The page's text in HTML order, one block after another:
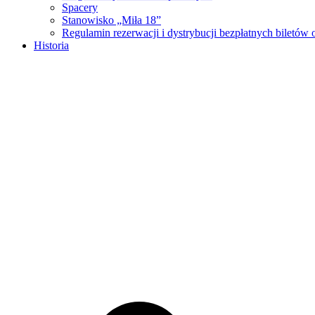
Spacery
Stanowisko „Miła 18”
Regulamin rezerwacji i dystrybucji bezpłatnych
Historia